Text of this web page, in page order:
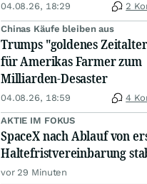
04.08.26, 18:29 2
Chinas Käufe bleiben aus
Trumps "goldenes
für Amerikas Farmer zum
Milliarden-Desaster
04.08.26, 18:59 4
AKTIE IM FOKUS
SpaceX nach Ablauf von
Haltefristvereinbarung
vor 29 Minuten